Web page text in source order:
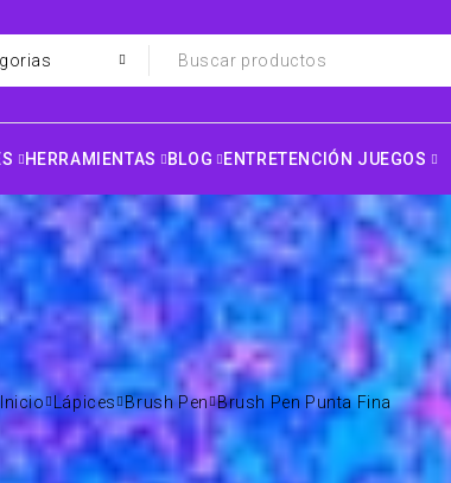
HERRAMIENTAS BLOG ENTRETENCIÓN JUEGOS
Inicio Lápices Brush Pen Brush Pen Punta Fina